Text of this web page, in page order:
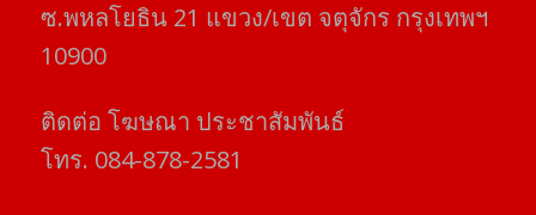
ซ.พหลโยธิน​ 21​ แขวง/เขต​ จตุจักร​ กรุงเทพฯ
10900
ติดต่อ​ โฆษณา​ ประชาสัมพันธ์
โทร​. 084-878-2581